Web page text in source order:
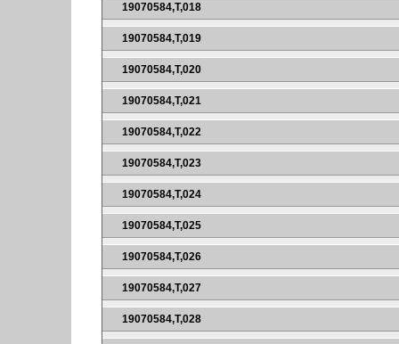
19070584,T,018
19070584,T,019
19070584,T,020
19070584,T,021
19070584,T,022
19070584,T,023
19070584,T,024
19070584,T,025
19070584,T,026
19070584,T,027
19070584,T,028